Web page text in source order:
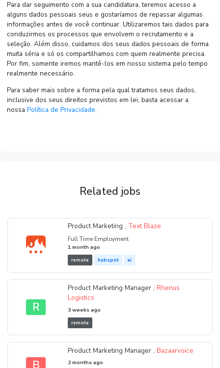
Para dar seguimento com a sua candidatura, teremos acesso a
alguns dados pessoais seus e gostaríamos de repassar algumas
informações antes de você continuar. Utilizaremos tais dados para
conduzirmos os processos que envolvem o recrutamento e a
seleção. Além disso, cuidamos dos seus dados pessoais de forma
muita séria e só os compartilhamos com quem realmente precisa.
Por fim, somente iremos mantê-los em nosso sistema pelo tempo
realmente necessário.
Para saber mais sobre a forma pela qual tratamos seus dados,
inclusive dos seus direitos previstos em lei, basta acessar a
nossa Política de Privacidade.
Related jobs
Product Marketing , Text Blaze
Full Time Employment
1 month ago
remote hubspot ai
R
Product Marketing Manager ,Rhenus
Logistics
3 weeks ago
remote
B
Product Marketing Manager ,Bazaarvoice
2 months ago